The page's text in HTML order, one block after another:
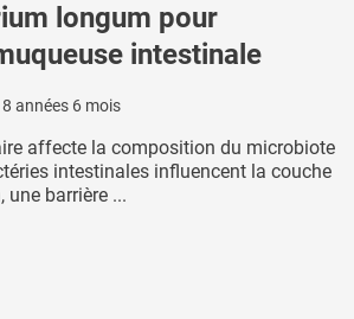
longum pour
intestinale
8 années 6 mois
affecte la composition du microbiote
intestinales influencent la couche
une barrière ...